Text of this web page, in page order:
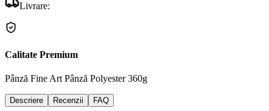
Livrare:
Calitate Premium
Pânză Fine Art Pânză Polyester 360g
Descriere Recenzii FAQ